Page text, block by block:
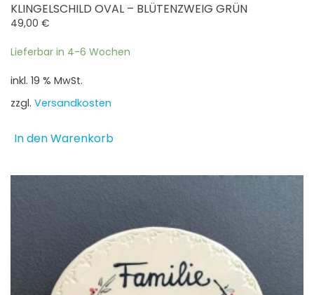
KLINGELSCHILD OVAL – BLÜTENZWEIG GRÜN
49,00 €
Lieferbar in 4-6 Wochen
inkl. 19 % MwSt.
zzgl. Versandkosten
In den Warenkorb